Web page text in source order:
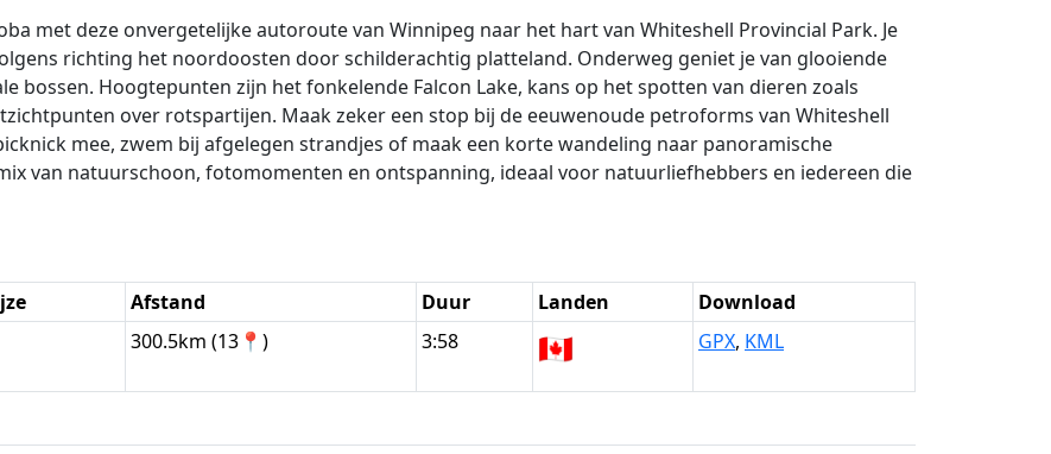
met deze onvergetelijke autoroute van Winnipeg naar het hart van Whiteshell Provincial Park. Je
richting het noordoosten door schilderachtig platteland. Onderweg geniet je van glooiende
bossen. Hoogtepunten zijn het fonkelende Falcon Lake, kans op het spotten van dieren zoals
over rotspartijen. Maak zeker een stop bij de eeuwenoude petroforms van Whiteshell
mee, zwem bij afgelegen strandjes of maak een korte wandeling naar panoramische
van natuurschoon, fotomomenten en ontspanning, ideaal voor natuurliefhebbers en iedereen die
Afstand Duur Landen
Download
300.5km (13📍) 3:58 🇨🇦 GPX, KML